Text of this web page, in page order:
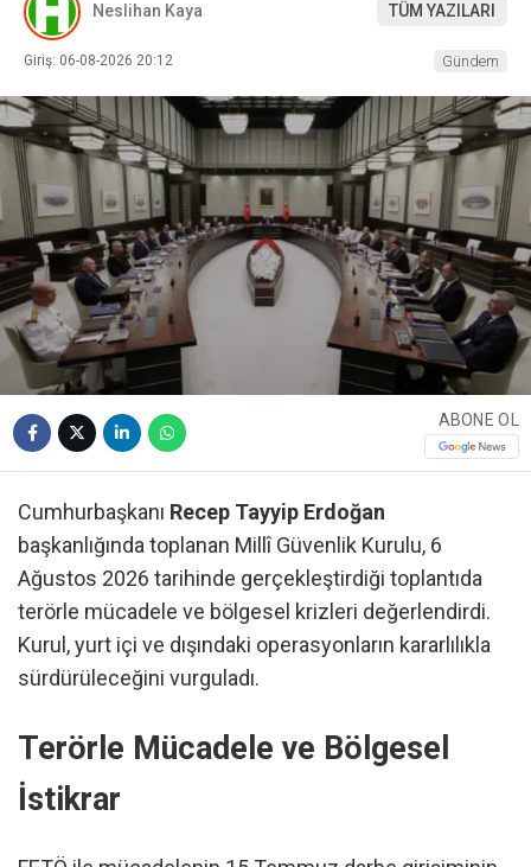
Neslihan Kaya TÜM YAZILARI
Giriş: 06-08-2026 20:12 Gündem
ABONE OL
Cumhurbaşkanı Recep Tayyip Erdoğan
başkanlığında toplanan Millî Güvenlik Kurulu, 6
Ağustos 2026 tarihinde gerçekleştirdiği toplantıda
terörle mücadele ve bölgesel krizleri değerlendirdi.
Kurul, yurt içi ve dışındaki operasyonların kararlılıkla
sürdürüleceğini vurguladı.
Terörle Mücadele ve Bölgesel
İstikrar